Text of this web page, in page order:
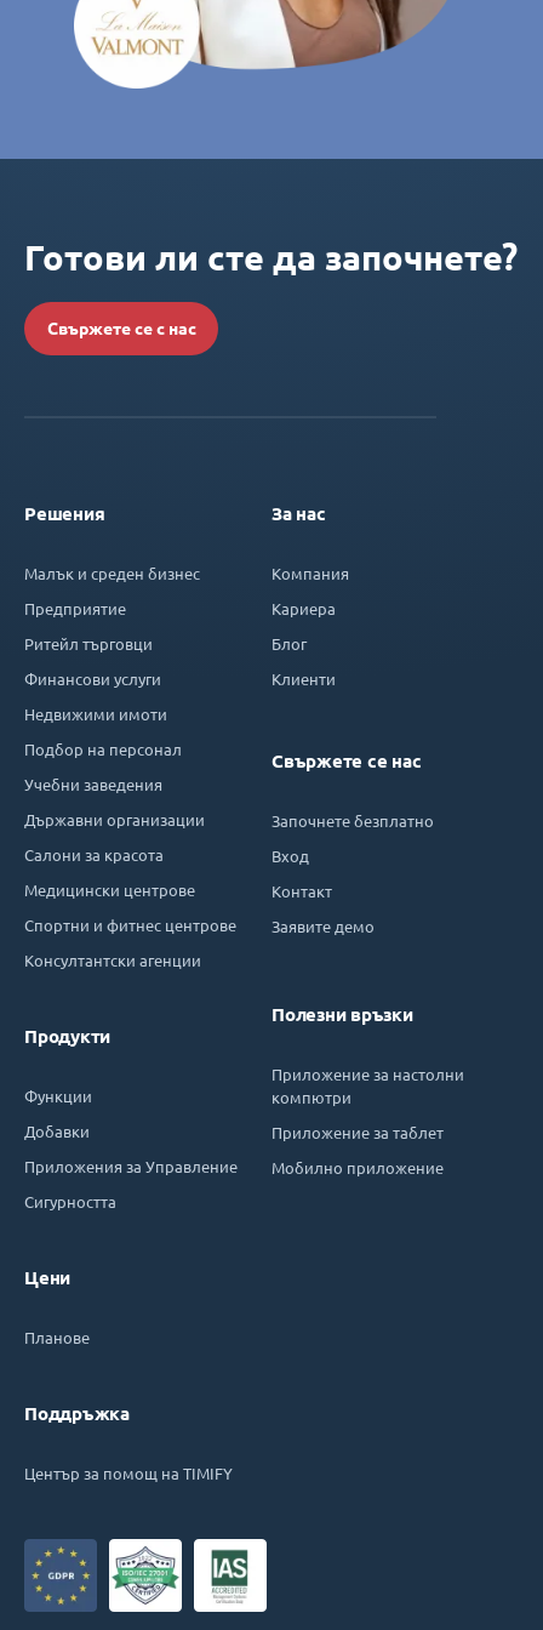
Готови ли сте да започнете?
Свържете се с нас
Решения
Малък и среден бизнес
Предприятие
Ритейл търговци
Финансови услуги
Недвижими имоти
Подбор на персонал
Учебни заведения
Държавни организации
Салони за красота
Медицински центрове
Спортни и фитнес центрове
Консултантски агенции
Продукти
Функции
Добавки
Приложения за Управление
Сигурността
Цени
Планове
Поддръжка
Център за помощ на TIMIFY
За нас
Компания
Кариера
Блог
Клиенти
Свържете се нас
Започнете безплатно
Вход
Контакт
Заявите демо
Полезни връзки
Приложение за настолни
компютри
Приложение за таблет
Мобилно приложение